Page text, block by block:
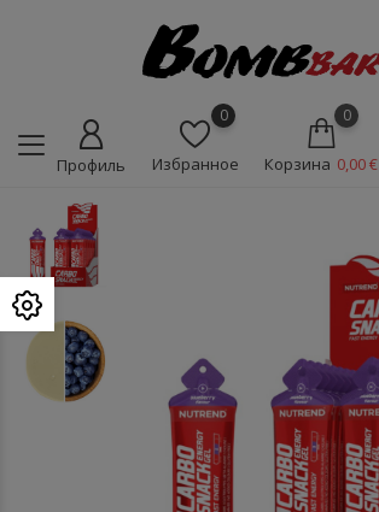
Профиль
0
Избранное
0
Корзина 0,00 €